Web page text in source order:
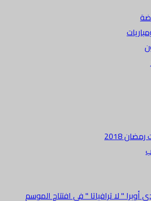
2018
أوبرا " لا ترافياتا " في افتتاح الموسم